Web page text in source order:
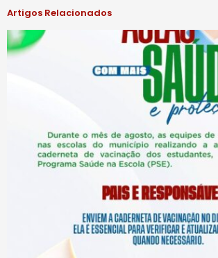
Artigos Relacionados